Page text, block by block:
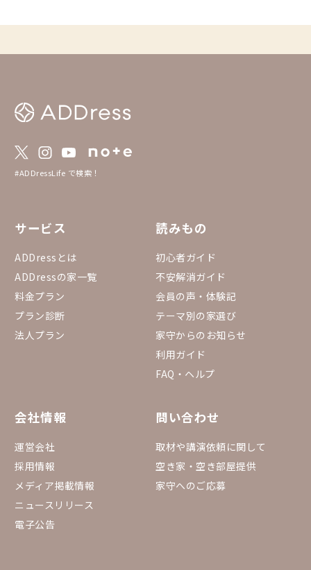
#ADDressLife で検索！
サービス
ADDressとは
ADDressの家一覧
料金プラン
プラン診断
法人プラン
読みもの
初心者ガイド
不安解消ガイド
会員の声・体験記
テーマ別の家選び
家守からのお知らせ
利用ガイド
FAQ・ヘルプ
会社情報
運営会社
採用情報
メディア掲載情報
ニュースリリース
電子公告
問い合わせ
取材や講演依頼に関して
空き家・空き部屋提供
家守へのご応募